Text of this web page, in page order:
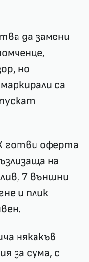
да замени
но
са
готви оферта
на
7 външни
и плик
някакъв
за сума, с